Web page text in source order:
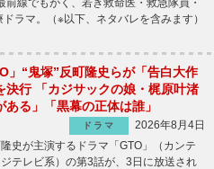
ラマ。（※以下、ネタバレを含みます）
」“鬼塚”反町隆史らが「告白大作
決行 「カジサックの娘・梶原叶渚
ある」「黒幕の正体は誰」
ドラマ
2026年8月4日
史が主演するドラマ「GTO」（カンテ
テレビ系）の第3話が、3日に放送され